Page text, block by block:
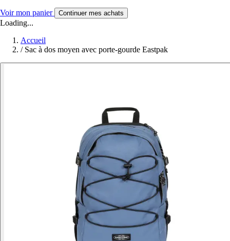
Voir mon panier Continuer mes achats
Loading...
Accueil
/ Sac à dos moyen avec porte-gourde Eastpak